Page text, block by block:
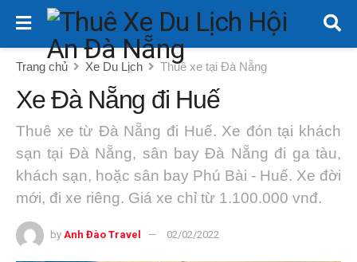
Trang chủ Xe Du Lịch Thuê xe tại Đà Nẵng
Xe Đà Nẵng đi Huế
Thuê xe từ Đà Nẵng đi Huế. Xe đón tại khách
sạn tại Đà Nẵng, sân bay Đà Nẵng đi ga tàu,
khách sạn, hoặc sân bay Phú Bài - Huế. Xe đời
mới, đi xe riêng. Giá xe chỉ từ 1.100.000 vnđ.
by Anh Đào Travel 02/02/2022